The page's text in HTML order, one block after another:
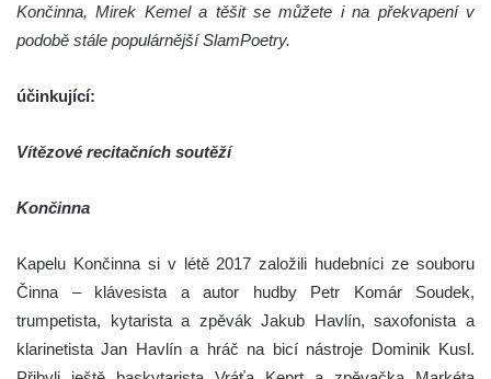
Končinna, Mirek Kemel a těšit se můžete i na překvapení v
podobě stále populárnější SlamPoetry.
účinkující:
Vítězové recitačních soutěží
Končinna
Kapelu Končinna si v létě 2017 založili hudebníci ze souboru
Činna – klávesista a autor hudby Petr Komár Soudek,
trumpetista, kytarista a zpěvák Jakub Havlín, saxofonista a
klarinetista Jan Havlín a hráč na bicí nástroje Dominik Kusl.